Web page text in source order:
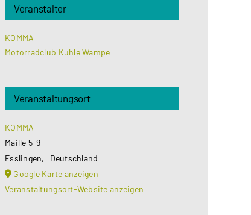
Veranstalter
KOMMA
Motorradclub Kuhle Wampe
Veranstaltungsort
KOMMA
Maille 5-9
Esslingen,
Deutschland
Google Karte anzeigen
Veranstaltungsort-Website anzeigen